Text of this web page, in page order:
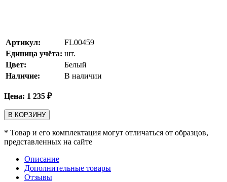
Артикул:
FL00459
Единица учёта: шт.
Цвет:
Белый
Наличие:
В наличии
Цена: 1 235 ₽
В КОРЗИНУ
* Товар и его комплектация могут отличаться от образцов,
представленных на сайте
Описание
Дополнительные товары
Отзывы